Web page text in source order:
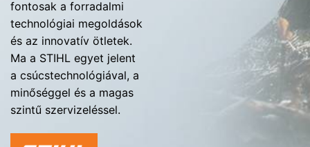
fontosak a forradalmi
technológiai megoldások
és az innovatív ötletek.
Ma a STIHL egyet jelent
a csúcstechnológiával, a
minőséggel és a magas
szintű szervizeléssel.